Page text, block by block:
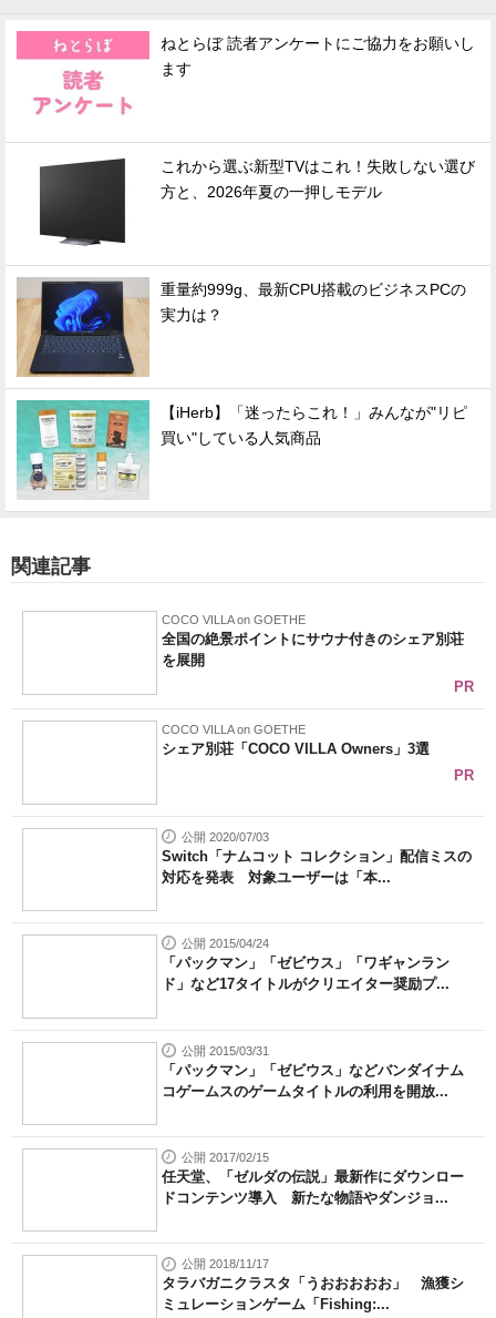
ねとらぼ 読者アンケートにご協力をお願いし
ます
これから選ぶ新型TVはこれ！失敗しない選び
方と、2026年夏の一押しモデル
重量約999g、最新CPU搭載のビジネスPCの
実力は？
【iHerb】「迷ったらこれ！」みんなが"リピ
買い"している人気商品
関連記事
COCO VILLA on GOETHE
全国の絶景ポイントにサウナ付きのシェア別荘
を展開
PR
COCO VILLA on GOETHE
シェア別荘「COCO VILLA Owners」3選
PR
公開 2020/07/03
Switch「ナムコット コレクション」配信ミスの
対応を発表 対象ユーザーは「本...
公開 2015/04/24
「パックマン」「ゼビウス」「ワギャンラン
ド」など17タイトルがクリエイター奨励プ...
公開 2015/03/31
「パックマン」「ゼビウス」などバンダイナム
コゲームスのゲームタイトルの利用を開放...
公開 2017/02/15
任天堂、「ゼルダの伝説」最新作にダウンロー
ドコンテンツ導入 新たな物語やダンジョ...
公開 2018/11/17
タラバガニクラスタ「うおおおおお」 漁獲シ
ミュレーションゲーム「Fishing:...